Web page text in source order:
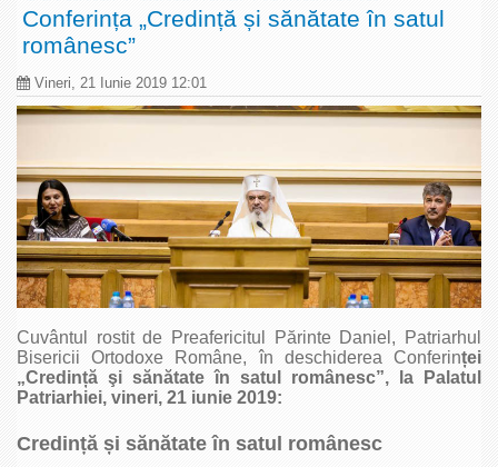
Conferința „Credință și sănătate în satul
românesc”
Vineri, 21 Iunie 2019 12:01
Cuvântul rostit de Preafericitul Părinte Daniel, Patriarhul
Bisericii Ortodoxe Române, în deschiderea Conferinței
„Credință şi sănătate în satul românesc”, la Palatul
Patriarhiei, vineri, 21 iunie 2019:
Credință și sănătate în satul românesc